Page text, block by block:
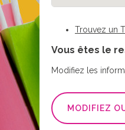
Trouvez un
Vous êtes le
Modifiez les
MODIFIEZ